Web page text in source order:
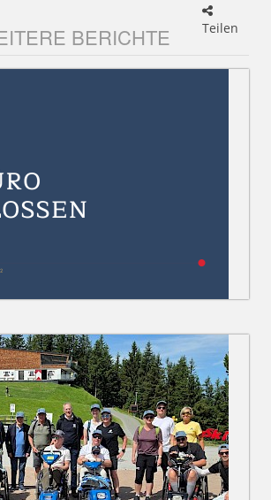
Teilen
BERICHTE